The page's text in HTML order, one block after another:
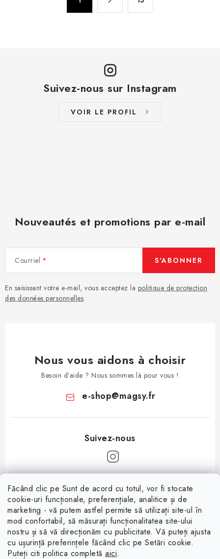
Făcând clic pe Sunt de acord cu totul, vor fi stocate
cookie-uri funcționale, preferențiale, analitice și de
marketing - vă putem astfel permite să utilizați site-ul în
mod confortabil, să măsurați funcționalitatea site-ului
nostru și să vă direcționăm cu publicitate. Vă puteți ajusta
cu ușurință preferințele făcând clic pe Setări cookie.
Puteți citi politica completă aici.
Suivez-nous sur Instagram
VOIR LE PROFIL
Nouveautés et promotions par e-mail
Courriel
En saisissant votre e-mail, vous acceptez la politique de protection
des données personnelles.
S'ABONNER
Nous vous aidons à choisir
Besoin d’aide ? Nous sommes là pour vous !
e-shop@magsy.fr
Informații pentru tine
À propos
Conditions de vente
Facebook